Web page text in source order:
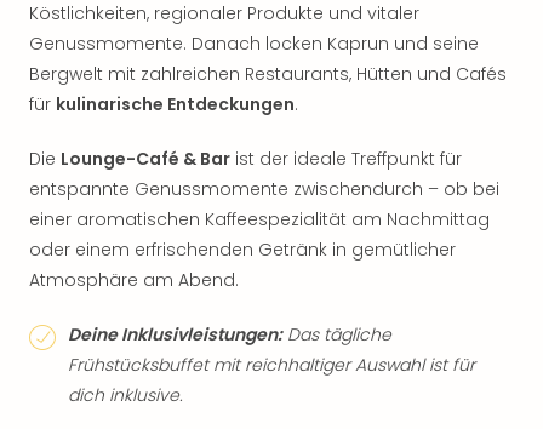
Köstlichkeiten, regionaler Produkte und vitaler
Genussmomente. Danach locken Kaprun und seine
Bergwelt mit zahlreichen Restaurants, Hütten und Cafés
für kulinarische Entdeckungen.
Die Lounge-Café & Bar ist der ideale Treffpunkt für
entspannte Genussmomente zwischendurch – ob bei
einer aromatischen Kaffeespezialität am Nachmittag
oder einem erfrischenden Getränk in gemütlicher
Atmosphäre am Abend.
Deine Inklusivleistungen:Das tägliche
Frühstücksbuffet mit reichhaltiger Auswahl ist für
dich inklusive.